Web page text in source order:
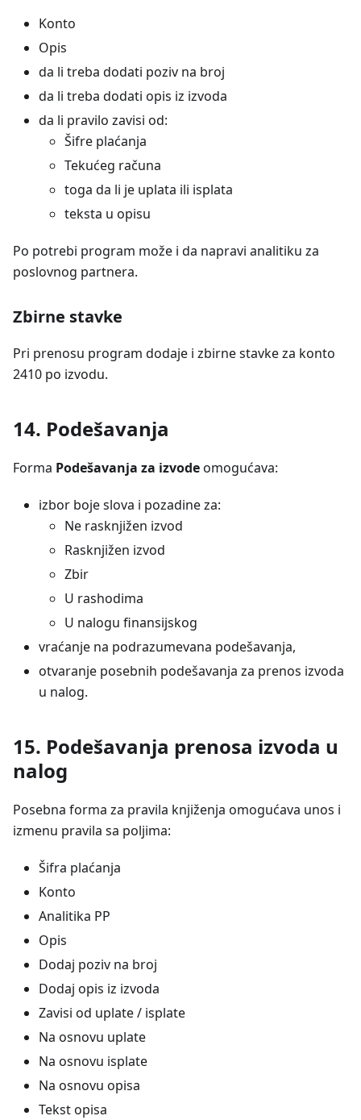
Konto
Opis
da li treba dodati poziv na broj
da li treba dodati opis iz izvoda
da li pravilo zavisi od:
Šifre plaćanja
Tekućeg računa
toga da li je uplata ili isplata
teksta u opisu
Po potrebi program može i da napravi analitiku za
poslovnog partnera.
Zbirne stavke
Pri prenosu program dodaje i zbirne stavke za konto
2410 po izvodu.
14. Podešavanja
Forma Podešavanja za izvodeomogućava:
izbor boje slova i pozadine za:
Ne rasknjižen izvod
Rasknjižen izvod
Zbir
U rashodima
U nalogu finansijskog
vraćanje na podrazumevana podešavanja,
otvaranje posebnih podešavanja za prenos izvoda
u nalog.
15. Podešavanja prenosa izvoda u
nalog
Posebna forma za pravila knjiženja omogućava unos i
izmenu pravila sa poljima:
Šifra plaćanja
Konto
Analitika PP
Opis
Dodaj poziv na broj
Dodaj opis iz izvoda
Zavisi od uplate / isplate
Na osnovu uplate
Na osnovu isplate
Na osnovu opisa
Tekst opisa